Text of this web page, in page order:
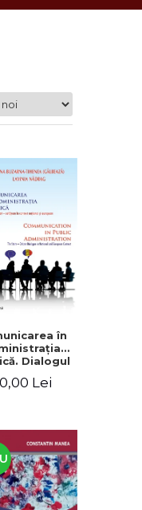
în
Dialogul
cetăţean în
naţional
.
citizen
in
and
Lei